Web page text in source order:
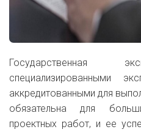
Государственная
специализированными
аккредитованными для
обязательна для
проектных работ, и ее